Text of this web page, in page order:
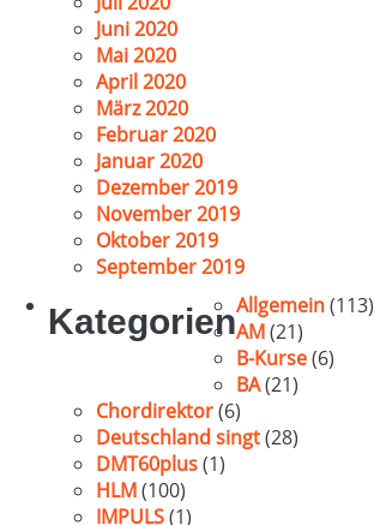
Juni 2020
Mai 2020
April 2020
März 2020
Februar 2020
Januar 2020
Dezember 2019
November 2019
Oktober 2019
September 2019
KategorienAllgemein(113)
AM(21)
B-Kurse(6)
BA(21)
Chordirektor(6)
Deutschland singt(28)
DMT60plus(1)
HLM(100)
IMPULS(1)